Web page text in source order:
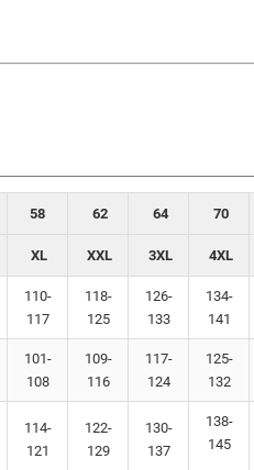
58 62 64 70
XL XXL 3XL 4XL
110-
117
118-
125
126-
133
134-
141
101-
108
109-
116
117-
124
125-
132
114-
121
122-
129
130-
137
138-
145